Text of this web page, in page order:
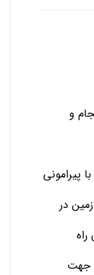
و
پیرامونی
در
جهت